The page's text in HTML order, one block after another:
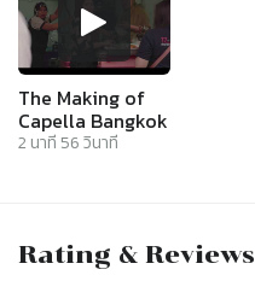
The Making of
Capella Bangkok
2 นาที 56วินาที
Rating & Reviews